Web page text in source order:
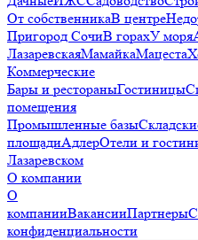
От собственникаВ центре
Пригород СочиВ горахУ моря
ЛазаревскаяМамайкаМацеста
Коммерческие
Бары и рестораныГостиницы
помещения
Промышленные базы
площадиАдлерОтели и
Лазаревском
О компании
О
компанииВакансииПартнеры
конфиденциальности